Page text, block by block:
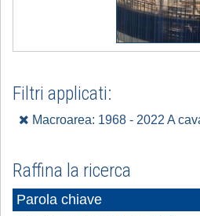
Filtri applicati:
Macroarea: 1968 - 2022 A
Raffina la ricerca
Parola chiave